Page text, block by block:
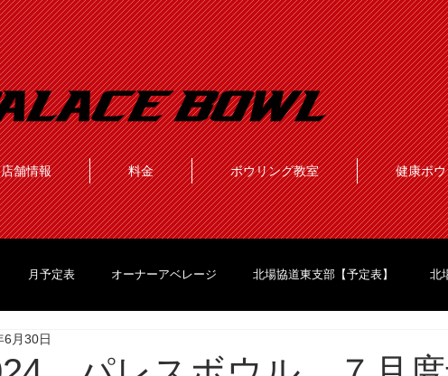
店舗情報 料金 ボウリング教室 健康ボ
月予定表 オーナーアベレージ 北場協道東支部【予定表】 北
6月30日